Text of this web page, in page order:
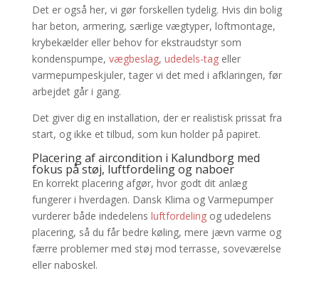
Det er også her, vi gør forskellen tydelig. Hvis din bolig
har beton, armering, særlige vægtyper, loftmontage,
krybekælder eller behov for ekstraudstyr som
kondenspumpe, vægbeslag, udedels-tageller
varmepumpeskjuler, tager vi det med i afklaringen, før
arbejdet går i gang.
Det giver dig en installation, der er realistisk prissat fra
start, og ikke et tilbud, som kun holder på papiret.
Placering af aircondition i Kalundborg med
fokus på støj, luftfordeling og naboer
En korrekt placering afgør, hvor godt dit anlæg
fungerer i hverdagen. Dansk Klima og Varmepumper
vurderer både indedelens luftfordelingog udedelens
placering, så du får bedre køling, mere jævn varme og
færre problemer med støj mod terrasse, soveværelse
eller naboskel.